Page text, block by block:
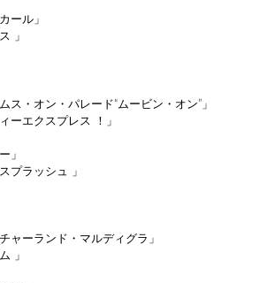
ール」
」
ス・オン・パレード“ムービン・オン”」
ーエクスプレス ！」
」
プラッシュ 」
ャーランド・マルディグラ」
」